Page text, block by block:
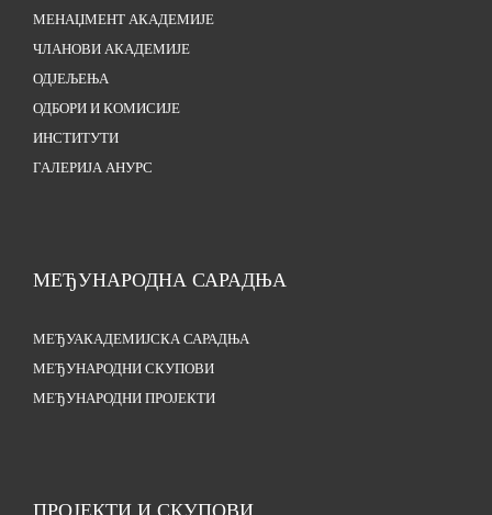
МЕНАЏМЕНТ АКАДЕМИЈЕ
ЧЛАНОВИ АКАДЕМИЈЕ
ОДЈЕЉЕЊА
ОДБОРИ И КОМИСИЈЕ
ИНСТИТУТИ
ГАЛЕРИЈА АНУРС
МЕЂУНАРОДНА САРАДЊА
МЕЂУАКАДЕМИЈСКА САРАДЊА
МЕЂУНАРОДНИ СКУПОВИ
МЕЂУНАРОДНИ ПРОЈЕКТИ